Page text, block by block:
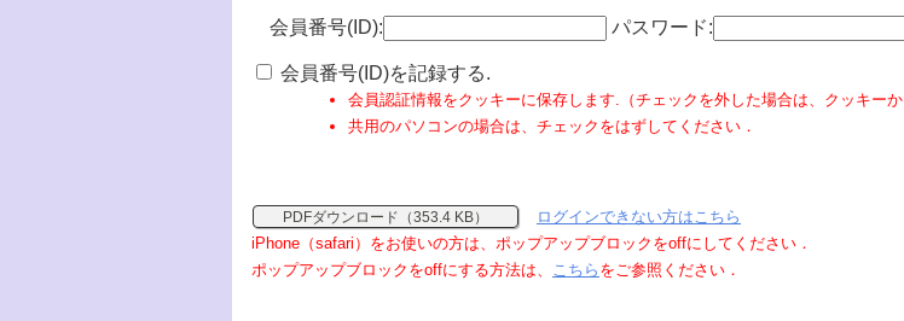
会員番号(ID): パスワード:
会員番号(ID)を記録する.
会員認証情報をクッキーに保存します.（チェックを外した場合は、クッキーか
共用のパソコンの場合は、チェックをはずしてください．
PDFダウンロード（353.4 KB）
ログインできない方はこちら
iPhone（safari）をお使いの方は、ポップアップブロックをoffにしてください．
ポップアップブロックをoffにする方法は、 こちら をご参照ください．